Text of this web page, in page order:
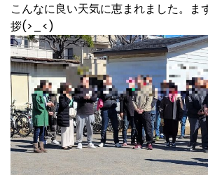
こんなに良い天気に恵まれました。ま
拶(>_<)